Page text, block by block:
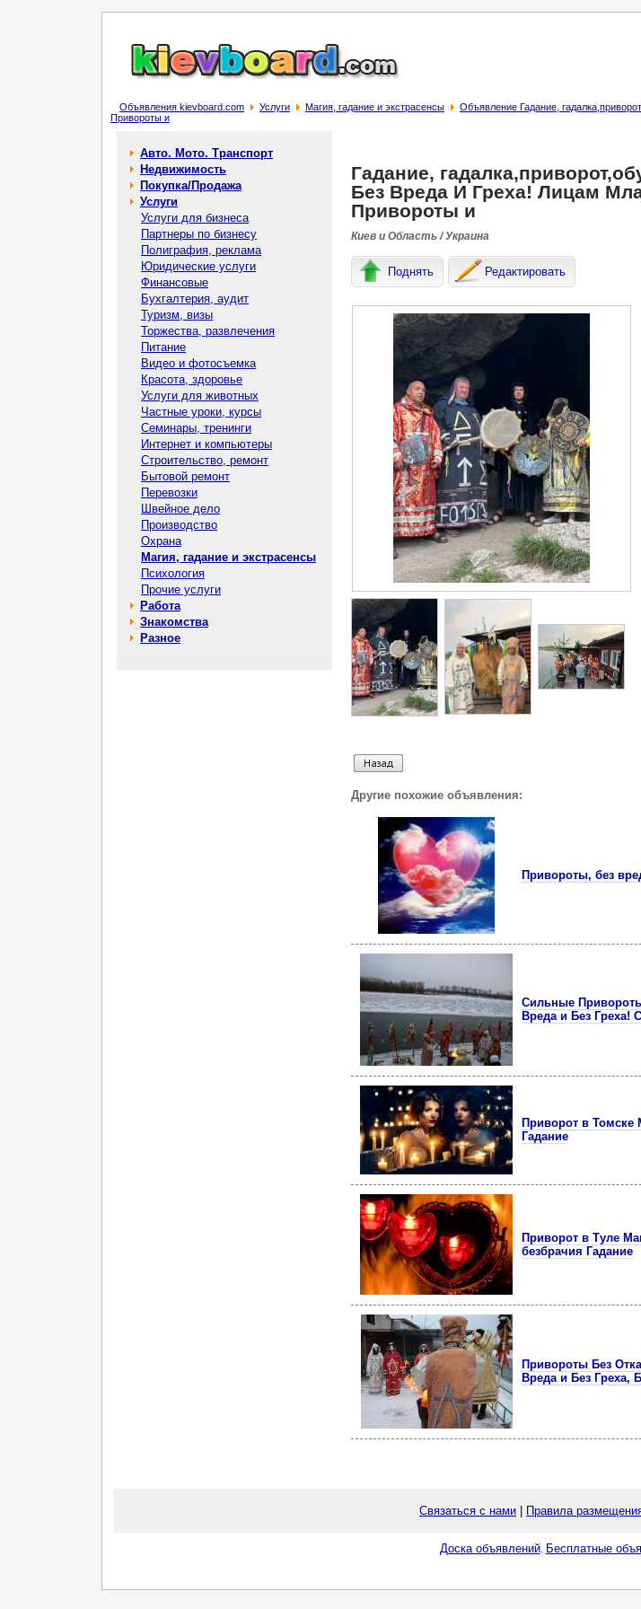
Объявления kievboard.com Услуги Магия, гадание и экстрасенсы
Объявление Гадание,
Привороты и
Авто. Мото. Транспорт
Недвижимость
Покупка/Продажа
Услуги
Услуги для бизнеса
Партнеры по бизнесу
Полиграфия, реклама
Юридические услуги
Финансовые
Бухгалтерия, аудит
Туризм, визы
Торжества, развлечения
Питание
Видео и фотосъемка
Красота, здоровье
Услуги для животных
Частные уроки, курсы
Семинары, тренинги
Интернет и компьютеры
Строительство, ремонт
Бытовой ремонт
Перевозки
Швейное дело
Производство
Охрана
Магия, гадание и экстрасенсы
Психология
Прочие услуги
Работа
Знакомства
Разное
Гадание,
Без Вреда И Греха! Лицам
Привороты и
Киев и Область / Украина
Поднять Редактировать
Другие похожие объявления:
Привороты, без
Сильные
Вреда и Без
Приворот в Томске
Гадание
Приворот в Туле
безбрачия Гадание
Привороты Без
Вреда и Без Греха,
Связаться с нами Правила
Доска объявлений. Бесплатные